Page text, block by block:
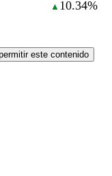
▲ 10.34%
este contenido